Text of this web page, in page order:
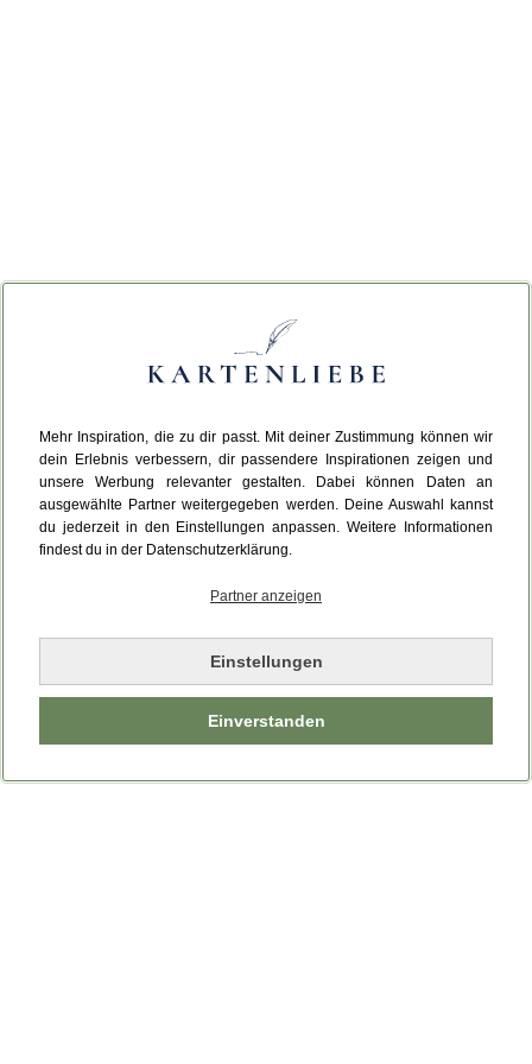
Mehr Inspiration, die zu dir passt. Mit deiner Zustimmung können wir
dein Erlebnis verbessern, dir passendere Inspirationen zeigen und
unsere Werbung relevanter gestalten. Dabei können Daten an
ausgewählte Partner weitergegeben werden. Deine Auswahl kannst
du jederzeit in den Einstellungen anpassen. Weitere Informationen
findest du in der Datenschutzerklärung.
Partner anzeigen
Einstellungen
Einverstanden